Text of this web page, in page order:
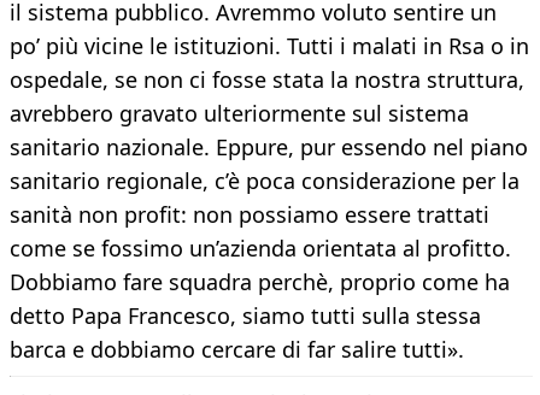
il sistema pubblico. Avremmo voluto sentire un
po’ più vicine le istituzioni. Tutti i malati in Rsa o in
ospedale, se non ci fosse stata la nostra struttura,
avrebbero gravato ulteriormente sul sistema
sanitario nazionale. Eppure, pur essendo nel piano
sanitario regionale, c’è poca considerazione per la
sanità non profit: non possiamo essere trattati
come se fossimo un’azienda orientata al profitto.
Dobbiamo fare squadra perchè, proprio come ha
detto Papa Francesco, siamo tutti sulla stessa
barca e dobbiamo cercare di far salire tutti».